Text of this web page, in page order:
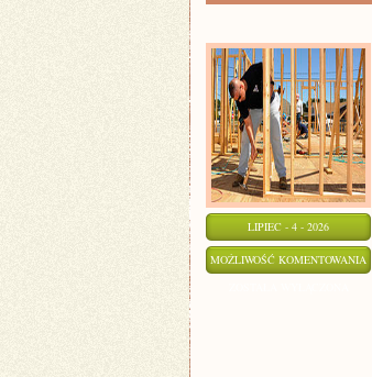
LIPIEC - 4 - 2026
MOŻLIWOŚĆ KOMENTOWANIA